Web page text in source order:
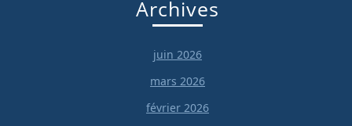
Archives
juin 2026
mars 2026
février 2026